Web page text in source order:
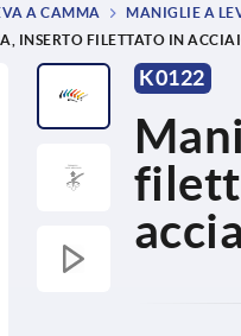
A CAMMA
MANIGLIE A
INSERTO FILETTATO IN
K0122